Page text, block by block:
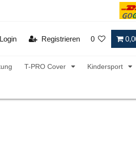
Login Registrieren 0
T-PRO Cover Kindersport